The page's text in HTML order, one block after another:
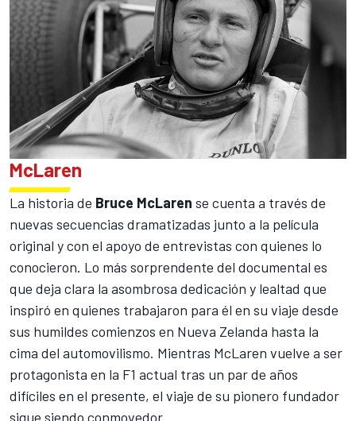
McLaren
La historia de Bruce McLaren se cuenta a través de
nuevas secuencias dramatizadas junto a la película
original y con el apoyo de entrevistas con quienes lo
conocieron. Lo más sorprendente del documental es
que deja clara la asombrosa dedicación y lealtad que
inspiró en quienes trabajaron para él en su viaje desde
sus humildes comienzos en Nueva Zelanda hasta la
cima del automovilismo. Mientras McLaren vuelve a ser
protagonista en la F1 actual tras un par de años
difíciles en el presente, el viaje de su pionero fundador
sigue siendo conmovedor.